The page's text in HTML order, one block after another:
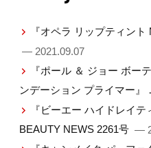
『オペラ リップティン
— 2021.09.07
『ポール ＆ ジョー ボー
ンデーション プライマー』
『ビーエー ハイドレイテ
BEAUTY NEWS 2261号 —